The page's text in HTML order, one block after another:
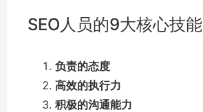
SEO人员的9大核心技能
负责的态度
高效的执行力
积极的沟通能力